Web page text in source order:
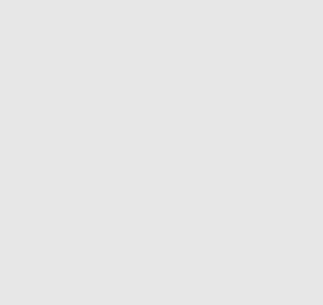
2026-08-09 12:08:14